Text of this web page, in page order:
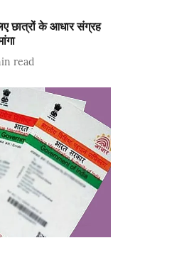
छात्रों के आधार संग्रह
read